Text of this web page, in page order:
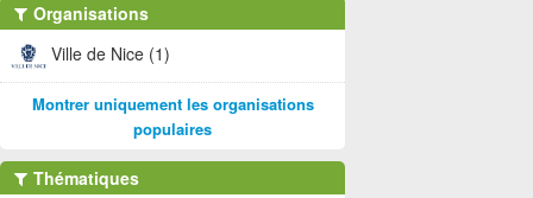
Organisations
Ville de Nice (1)
Montrer uniquement les organisations
populaires
Thématiques